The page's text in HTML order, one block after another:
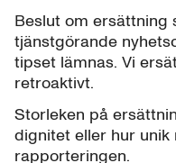
Beslut om ersättning
tjänstgörande
tipset lämnas. Vi
retroaktivt.
Storleken på
dignitet eller hur
rapporteringen.